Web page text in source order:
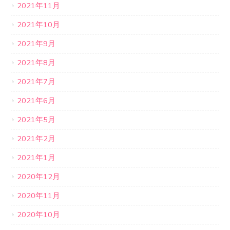
2021年11月
2021年10月
2021年9月
2021年8月
2021年7月
2021年6月
2021年5月
2021年2月
2021年1月
2020年12月
2020年11月
2020年10月